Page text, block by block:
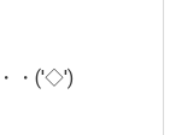
・('◇')ゞ